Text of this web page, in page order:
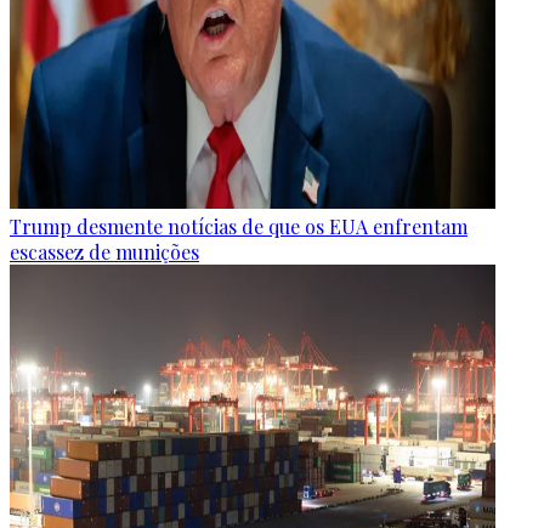
Trump desmente notícias de que os EUA enfrentam
escassez de munições